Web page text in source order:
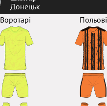
Донецьк
Воротарі
Польові